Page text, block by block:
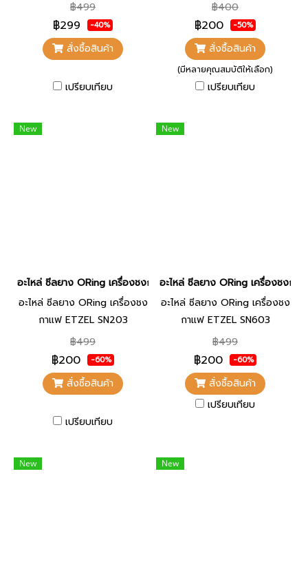
฿499
฿299 -40%
สั่งซื้อสินค้า
เปรียบเทียบ
SN203/SN203C
฿400
฿200 -50%
สั่งซื้อสินค้า
(มีหลายคุณสมบัติให้เลือก)
เปรียบเทียบ
New
อะไหล่ ซีลยาง ORing เครื่องชงกาแฟ ETZEL SN203
อะไหล่ ซีลยาง ORing เครื่องชง
กาแฟ ETZEL SN203
฿499
฿200 -60%
สั่งซื้อสินค้า
เปรียบเทียบ
New
อะไหล่ ซีลยาง ORing เครื่องชงกา
อะไหล่ ซีลยาง ORing เครื่องชง
กาแฟ ETZEL SN603
฿499
฿200 -60%
สั่งซื้อสินค้า
เปรียบเทียบ
New New